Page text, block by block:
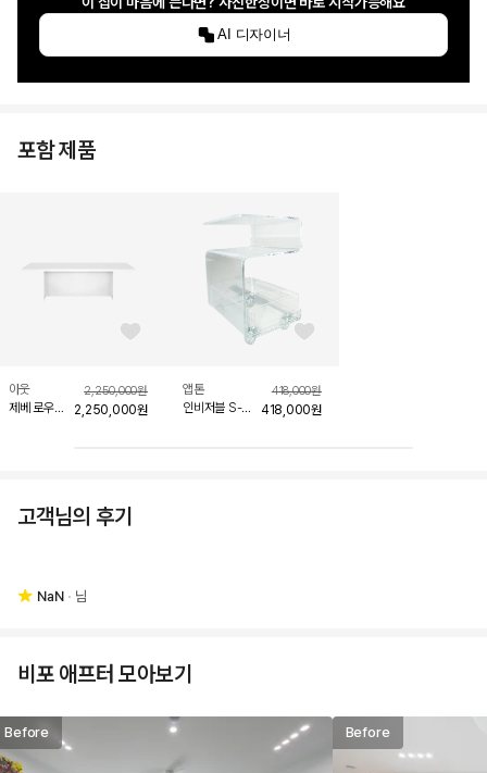
AI 디자이너
포함 제품
좋아요 버튼
아웃
제베 로우
2,250,000원
2,250,000원
좋아요 버튼
앱톤
인비저블 S-
418,000원
418,000원
고객님의 후기
NaN 님
비포 애프터 모아보기